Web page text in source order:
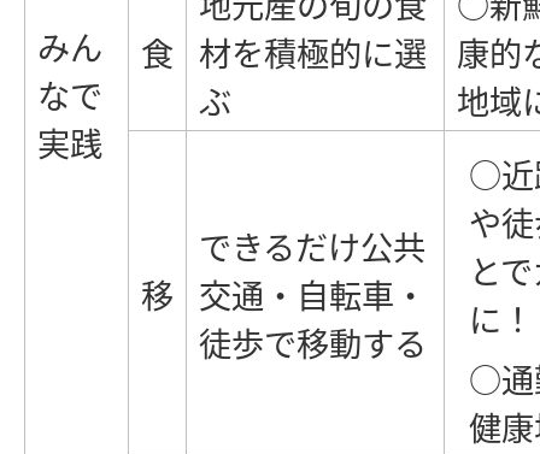
みん
なで
実践
食 材を積極的に選
ぶ
康的
地域
移
できるだけ公共
交通・自転車・
徒歩で移動する
○近
や
と
に！
○通
健